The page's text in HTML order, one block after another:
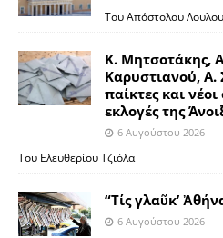
Του Απόστολου
Κ. Μητσοτάκης,
Καρυστιανού, Α.
παίκτες και
εκλογές της
6 Αυγούστου 2026
Του Ελευθερίου Τζιόλα
“Τίς γλαῦκ’
6 Αυγούστου 2026